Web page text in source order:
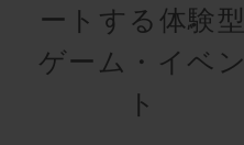
ートする体験型
ゲーム・イベン
ト